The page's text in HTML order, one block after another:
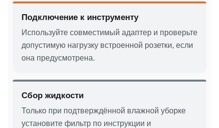
Подключение к инструменту
Используйте совместимый адаптер и проверьте
допустимую нагрузку встроенной розетки, если
она предусмотрена.
Сбор жидкости
Только при подтверждённой влажной уборке
установите фильтр по инструкции и